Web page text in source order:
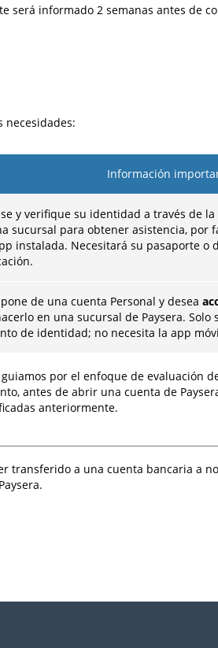
será informado 2 semanas antes de
necesidades:
Información
y verifique su identidad a través de la
sucursal para obtener asistencia, por
instalada. Necesitará su pasaporte o
de una cuenta Personal y desea
en una sucursal de Paysera.
de identidad; no necesita la app
por el enfoque de evaluación
antes de abrir una cuenta de
anteriormente.
transferido a una cuenta bancaria a